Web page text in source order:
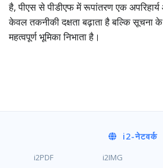
है, पीएस से पीडीएफ में रूपांतरण एक
केवल तकनीकी दक्षता बढ़ाता है बल्कि सूचना
महत्वपूर्ण भूमिका निभाता है।
i2-नेटवर्क
i2PDF i2IMG